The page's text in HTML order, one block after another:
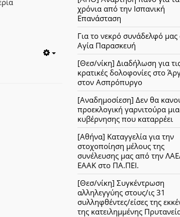
χρόνια από την Ισπανική
Επανάσταση
Για το νεκρό συνάδελφό μας
Αγία Παρασκευή
[Θεσ/νίκη] Διαδήλωση για
κρατικές δολοφονίες στο
στον Ασπρόπυργο
[Αναδημοσίεση] Δεν θα
προεκλογική γαρνιτούρα
κυβέρνησης που καταρρέει
[Αθήνα] Καταγγελία για την
στοχοποίηση μέλους της
συνέλευσης μας από την
ΕΑΑΚ στο ΠΑ.ΠΕΙ.
[Θεσ/νίκη] Συγκέντρωση
αλληλεγγύης στους/ις 31
συλληφθέντες/είσες της
της κατειλημμένης